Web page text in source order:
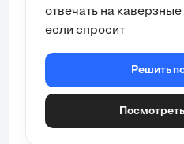
\nF(s) =
f(t)
Поскольку функция
разобьем интеграл на
интервалам, учитывая,
отвечать на
если спросит
Решить